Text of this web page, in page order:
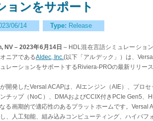
ョンをサポート
06/14 Type: Release
NV – 2023年6月14日 – HDL混在言語シミュレーショ
ニアであるAldec, Inc.(以下「アルデック」）は、
レーションをサポートするRiviera-PROの最新リリー
開発したVersal ACAPは、AIエンジン（AIE）、プロ
ンチップ（NoC）、DMAおよびCCIX付きPCIe Gen5
る画期的で適応性のあるプラットホームです。
、人工知能、組み込みコンピューティング、ハイパフ